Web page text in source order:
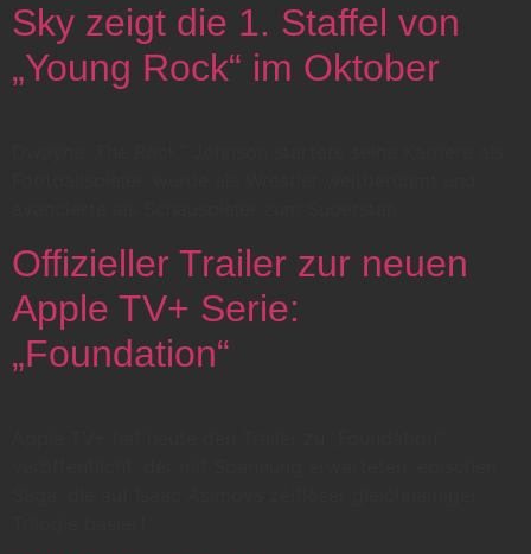
Sky zeigt die 1. Staffel von
„Young Rock“ im Oktober
Offizieller Trailer zur neuen
Apple TV+ Serie:
„Foundation“